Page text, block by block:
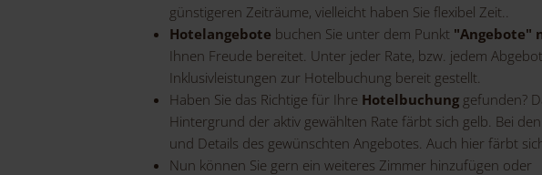
günstigeren Zeiträume, vielleicht haben Sie flexibel Zeit..
Hotelangebote buchen Sie unter dem Punkt "Angebote"
Ihnen Freude bereitet. Unter jeder Rate, bzw. jedem
Inklusivleistungen zur Hotelbuchung bereit gestellt.
Haben Sie das Richtige für Ihre Hotelbuchung gefunden?
Hintergrund der aktiv gewählten Rate färbt sich gelb. Bei
und Details des gewünschten Angebotes. Auch hier färbt
Nun können Sie gern ein weiteres Zimmer hinzufügen oder